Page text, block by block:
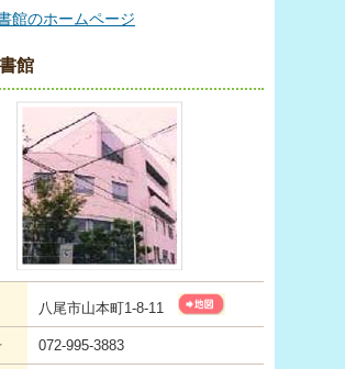
館のホームページ
館
八尾市山本町1-8-11
072-995-3883